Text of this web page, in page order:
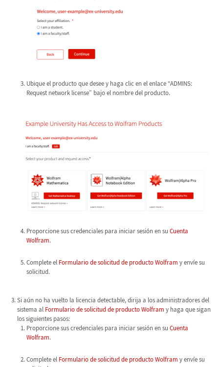
Ubique el producto que desee y haga clic en el enlace “ADMINS:
Request network license” bajo el nombre del producto.
Proporcione sus credenciales para iniciar sesión en su Cuenta
Wolfram.
Complete el Formulario de solicitud de producto Wolfram y envíe su
solicitud.
Si aún no ha vuelto la licencia detectable, dirija a los administradores del
sistema al Formulario de solicitud de producto Wolfram y haga que sigan
los siguientes pasos:
Proporcione sus credenciales para iniciar sesión en su Cuenta
Wolfram.
Complete el Formulario de solicitud de producto Wolfram y envíe su